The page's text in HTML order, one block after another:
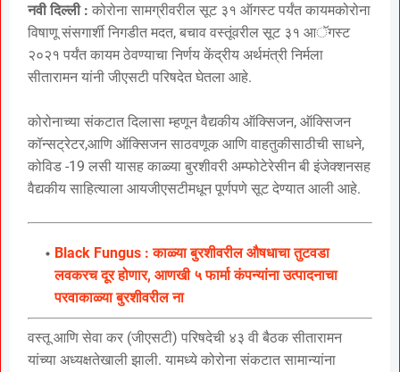
नवी दिल्ली : कोरोना सामग्रीवरील सूट ३१ ऑगस्ट पर्यंत कायमकोरोना
विषाणू संसगार्शी निगडीत मदत, बचाव वस्तूंवरील सूट ३१ आॅगस्ट
२०२१ पर्यंत कायम ठेवण्याचा निर्णय केंद्रीय अर्थमंत्री निर्मला
सीतारामन यांनी जीएसटी परिषदेत घेतला आहे.
कोरोनाच्या संकटात दिलासा म्हणून वैद्यकीय ऑक्सिजन, ऑक्सिजन
कॉन्सट्रेटर,आणि ऑक्सिजन साठवणूक आणि वाहतुकीसाठीची साधने,
कोविड -19 लसी यासह काळ्या बुरशीवरी अम्फोटेरेसीन बी इंजेक्शनसह
वैद्यकीय साहित्याला आयजीएसटीमधून पूर्णपणे सूट देण्यात आली आहे.
Black Fungus : काळ्या बुरशीवरील औषधाचा तुटवडा
लवकरच दूर होणार, आणखी ५ फार्मा कंपन्यांना उत्पादनाचा
परवाकाळ्या बुरशीवरील ना
वस्तू आणि सेवा कर (जीएसटी) परिषदेची ४३ वी बैठक सीतारामन
यांच्या अध्यक्षतेखाली झाली. यामध्ये कोरोना संकटात सामान्यांना